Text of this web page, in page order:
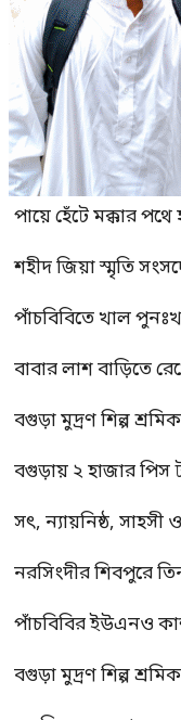
পায়ে হেঁটে মক্কার
শহীদ জিয়া স্মৃতি
পাঁচবিবিতে খাল
বাবার লাশ বাড়িতে
বগুড়া মুদ্রণ শিল্প
বগুড়ায় ২ হাজার পিস
সৎ, ন্যায়নিষ্ঠ,
নরসিংদীর শিবপুরে
পাঁচবিবির ইউএনও
বগুড়া মুদ্রণ শিল্প